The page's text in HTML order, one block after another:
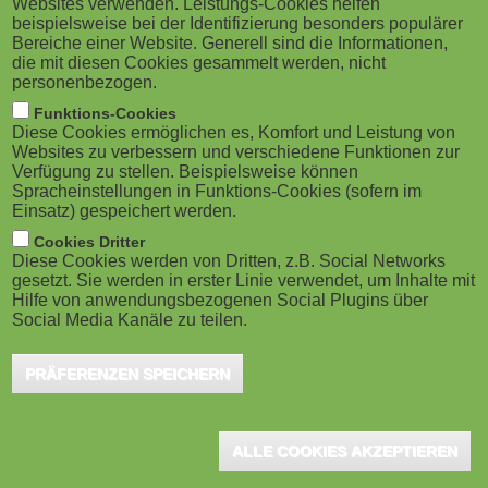
M
o
b
i
l
e
)
g
a
o
n
Bonn, Juli 2023 - "Transformationen
verstehen – Teilhabe fördern" ist das Thema
des "DIE-Forum Weiterbildung" 2023, das am
4. und 5. Dezember in Bonn stattfindet. Die Frage, wie
der ökologische und sozial gerechte Wandel der
Gesellschaft gelingen kann, ist die große
Herausforderung unserer Zeit. Die Teilnahme
Erwachsener an Lern- und Bildungsprozessen kann
einer von vielen Schlüsseln für eine gelingende
Transformation sein. Auch der diesjährige "Preis für
Innovation in der Erwachsenenbildung" hat sich des
Themas "Transformation" angenommen.
Thema: "Transformationen verstehen – Teilhabe fördern.
Websites verwenden. Leistungs-Cookies helfen
beispielsweise bei der Identifizierung besonders populärer
Bereiche einer Website. Generell sind die Informationen,
die mit diesen Cookies gesammelt werden, nicht
personenbezogen.
Funktions-Cookies
Diese Cookies ermöglichen es, Komfort und Leistung von
Websites zu verbessern und verschiedene Funktionen zur
Verfügung zu stellen. Beispielsweise können
Spracheinstellungen in Funktions-Cookies (sofern im
Einsatz) gespeichert werden.
Cookies Dritter
Diese Cookies werden von Dritten, z.B. Social Networks
gesetzt. Sie werden in erster Linie verwendet, um Inhalte mit
Hilfe von anwendungsbezogenen Social Plugins über
Social Media Kanäle zu teilen.
PRÄFERENZEN SPEICHERN
ALLE COOKIES AKZEPTIEREN